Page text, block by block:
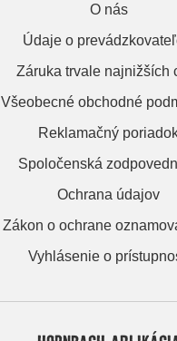
O nás
Údaje o
Záruka trvale najnižších
Všeobecné obchodné
Reklamačný
Spoločenská
Ochrana údajov
Zákon o ochrane
Vyhlásenie o